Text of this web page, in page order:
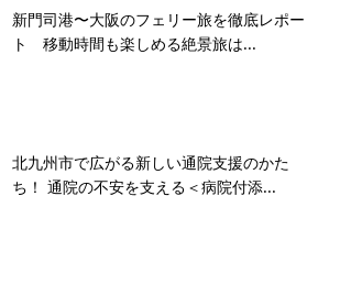
新門司港〜大阪のフェリー旅を徹底レポー
ト 移動時間も楽しめる絶景旅は...
北九州市で広がる新しい通院支援のかた
ち！ 通院の不安を支える＜病院付添...